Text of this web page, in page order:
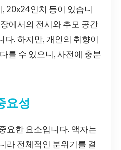
20x24인치 등이 있습니
에서의 전시와 추모 공간
다. 하지만, 개인의 취향이
를 수 있으니, 사전에 충분
요성
요한 요소입니다. 액자는
라 전체적인 분위기를 결